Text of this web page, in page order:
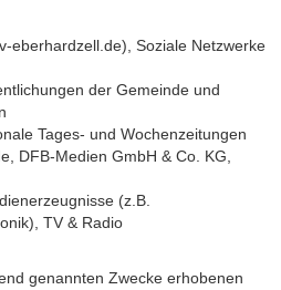
eberhardzell.de), Soziale Netzwerke
der Gemeinde und
Tages- und Wochenzeitungen
DFB-Medien GmbH & Co. KG,
(z.B.
TV & Radio
genannten Zwecke erhobenen